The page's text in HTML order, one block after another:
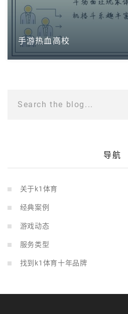
手游热血高校
Search the blog...
导航
关于k1体育
经典案例
游戏动态
服务类型
找到k1体育十年品牌